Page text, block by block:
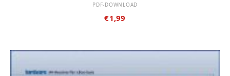
PDF-DOWNLOAD
€1,99